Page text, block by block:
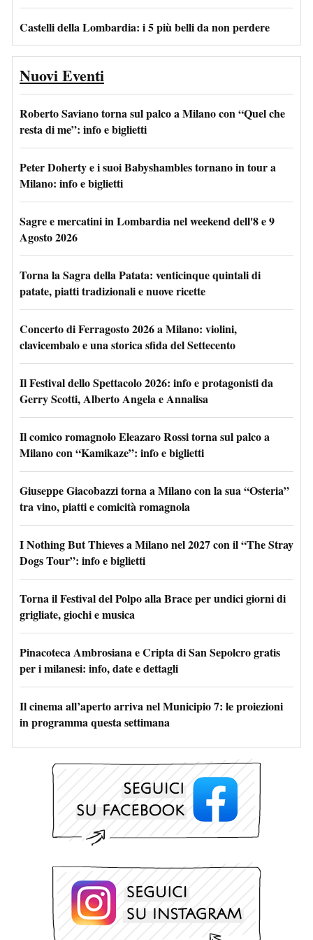
Castelli della Lombardia: i 5 più belli da non perdere
Nuovi Eventi
Roberto Saviano torna sul palco a Milano con “Quel che
resta di me”: info e biglietti
Peter Doherty e i suoi Babyshambles tornano in tour a
Milano: info e biglietti
Sagre e mercatini in Lombardia nel weekend dell'8 e 9
Agosto 2026
Torna la Sagra della Patata: venticinque quintali di
patate, piatti tradizionali e nuove ricette
Concerto di Ferragosto 2026 a Milano: violini,
clavicembalo e una storica sfida del Settecento
Il Festival dello Spettacolo 2026: info e protagonisti da
Gerry Scotti, Alberto Angela e Annalisa
Il comico romagnolo Eleazaro Rossi torna sul palco a
Milano con “Kamikaze”: info e biglietti
Giuseppe Giacobazzi torna a Milano con la sua “Osteria”
tra vino, piatti e comicità romagnola
I Nothing But Thieves a Milano nel 2027 con il “The Stray
Dogs Tour”: info e biglietti
Torna il Festival del Polpo alla Brace per undici giorni di
grigliate, giochi e musica
Pinacoteca Ambrosiana e Cripta di San Sepolcro gratis
per i milanesi: info, date e dettagli
Il cinema all’aperto arriva nel Municipio 7: le proiezioni
in programma questa settimana